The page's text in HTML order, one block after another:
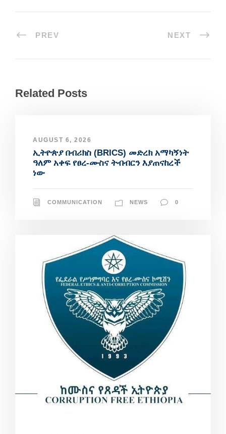
PREV NEXT
Related Posts
AUGUST 6, 2026
ኢትዮጵያ በብሪክስ (BRICS) መድረክ አማካኝነት
ዓለም አቀፍ የፀረ-ሙስና ትብብርን እያጠናከረች
ነው
COMMUNICATION NEWS 0